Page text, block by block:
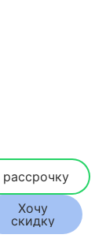
рассрочку
Хочу
скидку